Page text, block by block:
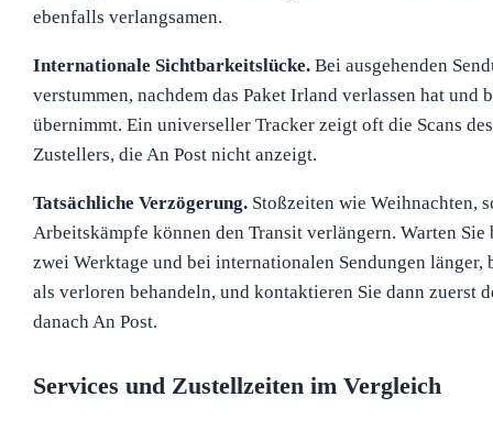
ebenfalls verlangsamen.
Internationale Sichtbarkeitslücke.Bei ausgehenden
verstummen, nachdem das Paket Irland verlassen hat und
übernimmt. Ein universeller Tracker zeigt oft die Scans
Zustellers, die An Post nicht anzeigt.
Tatsächliche Verzögerung.Stoßzeiten wie Weihnachten,
Arbeitskämpfe können den Transit verlängern. Warten
zwei Werktage und bei internationalen Sendungen länger,
als verloren behandeln, und kontaktieren Sie dann zuerst
danach An Post.
Services und Zustellzeiten im Vergleich